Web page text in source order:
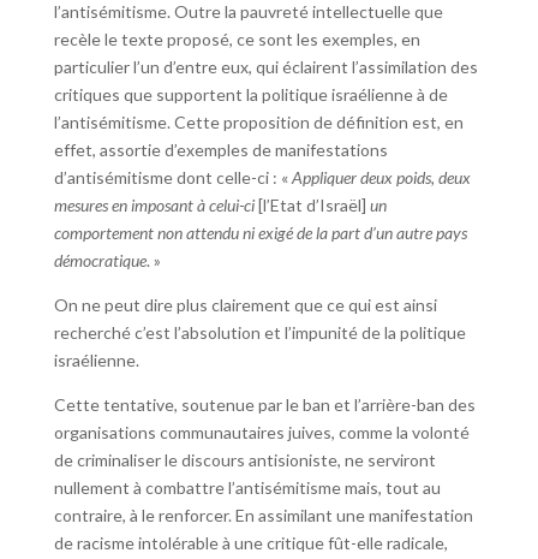
l’antisémitisme. Outre la pauvreté intellectuelle que
recèle le texte proposé, ce sont les exemples, en
particulier l’un d’entre eux, qui éclairent l’assimilation des
critiques que supportent la politique israélienne à de
l’antisémitisme. Cette proposition de définition est, en
effet, assortie d’exemples de manifestations
d’antisémitisme dont celle-ci : «Appliquer deux poids, deux
mesures en imposant à celui-ci[l’Etat d’Israël] un
comportement non attendu ni exigé de la part d’un autre pays
démocratique. »
On ne peut dire plus clairement que ce qui est ainsi
recherché c’est l’absolution et l’impunité de la politique
israélienne.
Cette tentative, soutenue par le ban et l’arrière-ban des
organisations communautaires juives, comme la volonté
de criminaliser le discours antisioniste, ne serviront
nullement à combattre l’antisémitisme mais, tout au
contraire, à le renforcer. En assimilant une manifestation
de racisme intolérable à une critique fût-elle radicale,